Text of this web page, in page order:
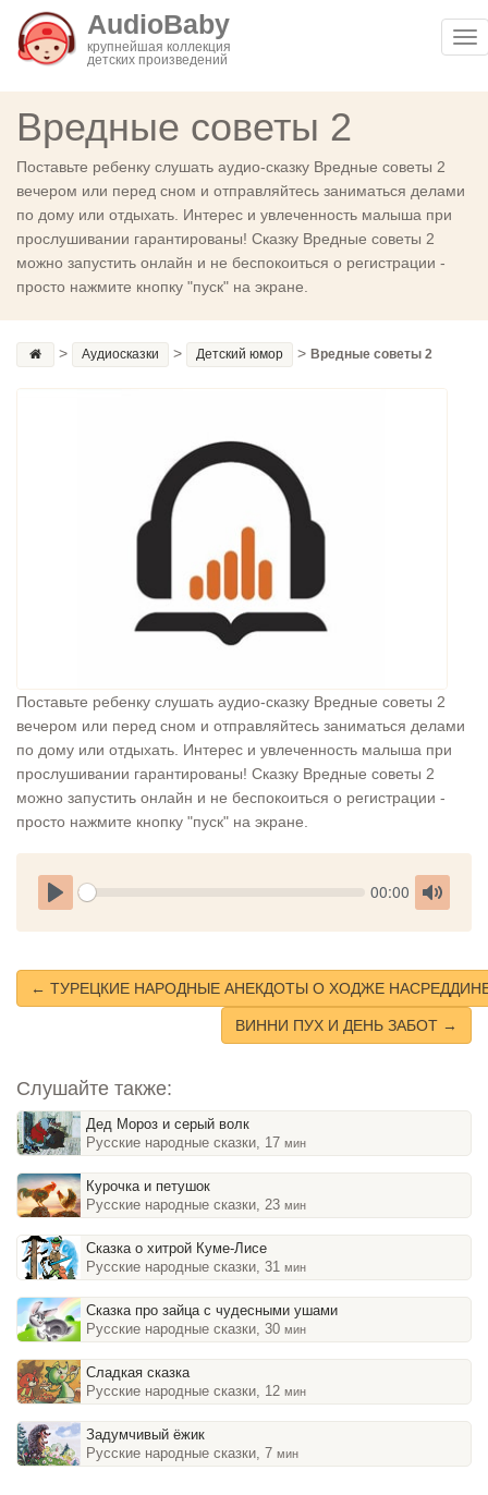
AudioBaby
крупнейшая коллекция
детских произведений
Вредные советы 2
Поставьте ребенку слушать аудио-сказку Вредные советы 2
вечером или перед сном и отправляйтесь заниматься делами
по дому или отдыхать. Интерес и увлеченность малыша при
прослушивании гарантированы! Сказку Вредные советы 2
можно запустить онлайн и не беспокоиться о регистрации -
просто нажмите кнопку "пуск" на экране.
> Аудиосказки > Детский юмор > Вредные советы 2
Поставьте ребенку слушать аудио-сказку Вредные советы 2
вечером или перед сном и отправляйтесь заниматься делами
по дому или отдыхать. Интерес и увлеченность малыша при
прослушивании гарантированы! Сказку Вредные советы 2
можно запустить онлайн и не беспокоиться о регистрации -
просто нажмите кнопку "пуск" на экране.
Play
Current
00:00
Toggle
← ТУРЕЦКИЕ НАРОДНЫЕ АНЕКДОТЫ О ХОДЖЕ
ВИННИ ПУХ И ДЕНЬ ЗАБОТ →
Слушайте также:
Дед Мороз и серый волк
Русские народные сказки, 17 мин
Курочка и петушок
Русские народные сказки, 23 мин
Сказка о хитрой Куме-Лисе
Русские народные сказки, 31 мин
Сказка про зайца с чудесными ушами
Русские народные сказки, 30 мин
Сладкая сказка
Русские народные сказки, 12 мин
Задумчивый ёжик
Русские народные сказки, 7 мин